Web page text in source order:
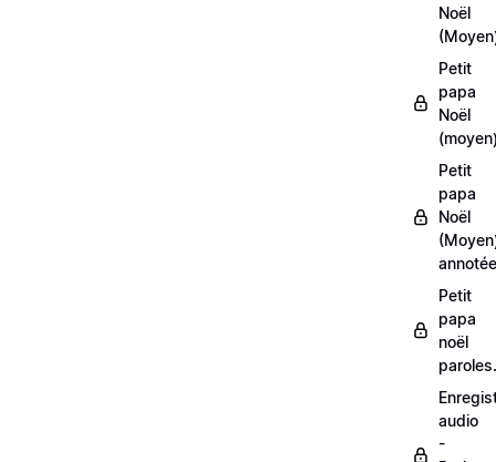
Noël
Petit
papa
Noël
Petit
papa
Noël
Petit
papa
noël
audio
-